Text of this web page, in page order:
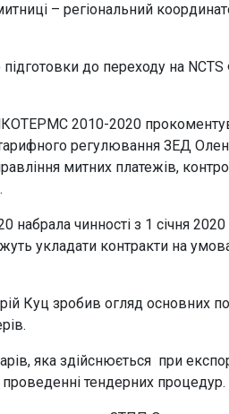
– регіональний
підготовки до переходу на
2010-2020
регулювання ЗЕД
митних платежів,
набрала чинності з 1 січня
укладати контракти на
Куц зробив огляд основних
яка здійснюється при
тендерних процедур.